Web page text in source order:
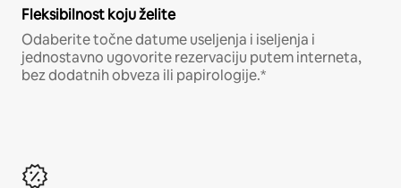
Fleksibilnost koju želite
Odaberite točne datume useljenja i iseljenja i
jednostavno ugovorite rezervaciju putem interneta,
bez dodatnih obveza ili papirologije.*